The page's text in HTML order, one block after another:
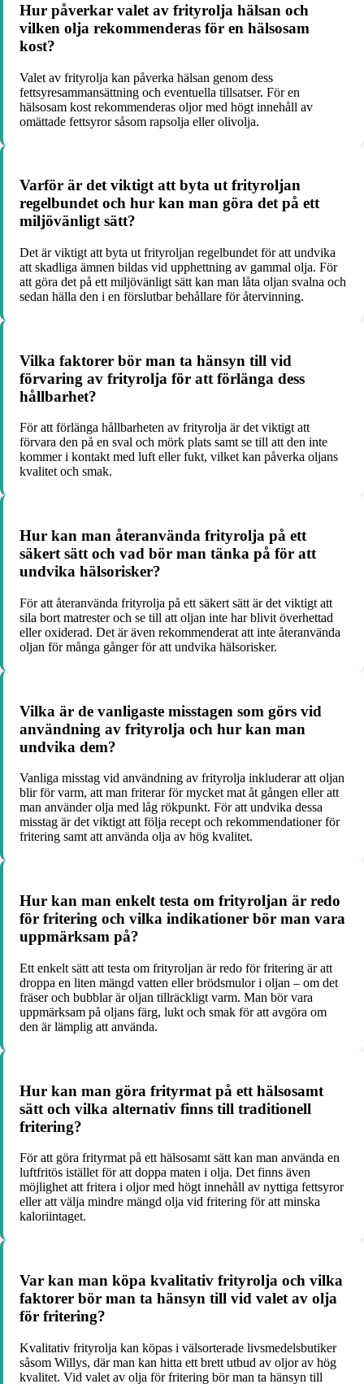
Hur påverkar valet av frityrolja hälsan och
vilken olja rekommenderas för en hälsosam
kost?
Valet av frityrolja kan påverka hälsan genom dess
fettsyresammansättning och eventuella tillsatser. För en
hälsosam kost rekommenderas oljor med högt innehåll av
omättade fettsyror såsom rapsolja eller olivolja.
Varför är det viktigt att byta ut frityroljan
regelbundet och hur kan man göra det på ett
miljövänligt sätt?
Det är viktigt att byta ut frityroljan regelbundet för att undvika
att skadliga ämnen bildas vid upphettning av gammal olja. För
att göra det på ett miljövänligt sätt kan man låta oljan svalna och
sedan hälla den i en förslutbar behållare för återvinning.
Vilka faktorer bör man ta hänsyn till vid
förvaring av frityrolja för att förlänga dess
hållbarhet?
För att förlänga hållbarheten av frityrolja är det viktigt att
förvara den på en sval och mörk plats samt se till att den inte
kommer i kontakt med luft eller fukt, vilket kan påverka oljans
kvalitet och smak.
Hur kan man återanvända frityrolja på ett
säkert sätt och vad bör man tänka på för att
undvika hälsorisker?
För att återanvända frityrolja på ett säkert sätt är det viktigt att
sila bort matrester och se till att oljan inte har blivit överhettad
eller oxiderad. Det är även rekommenderat att inte återanvända
oljan för många gånger för att undvika hälsorisker.
Vilka är de vanligaste misstagen som görs vid
användning av frityrolja och hur kan man
undvika dem?
Vanliga misstag vid användning av frityrolja inkluderar att oljan
blir för varm, att man friterar för mycket mat åt gången eller att
man använder olja med låg rökpunkt. För att undvika dessa
misstag är det viktigt att följa recept och rekommendationer för
fritering samt att använda olja av hög kvalitet.
Hur kan man enkelt testa om frityroljan är redo
för fritering och vilka indikationer bör man vara
uppmärksam på?
Ett enkelt sätt att testa om frityroljan är redo för fritering är att
droppa en liten mängd vatten eller brödsmulor i oljan – om det
fräser och bubblar är oljan tillräckligt varm. Man bör vara
uppmärksam på oljans färg, lukt och smak för att avgöra om
den är lämplig att använda.
Hur kan man göra frityrmat på ett hälsosamt
sätt och vilka alternativ finns till traditionell
fritering?
För att göra frityrmat på ett hälsosamt sätt kan man använda en
luftfritös istället för att doppa maten i olja. Det finns även
möjlighet att fritera i oljor med högt innehåll av nyttiga fettsyror
eller att välja mindre mängd olja vid fritering för att minska
kaloriintaget.
Var kan man köpa kvalitativ frityrolja och vilka
faktorer bör man ta hänsyn till vid valet av olja
för fritering?
Kvalitativ frityrolja kan köpas i välsorterade livsmedelsbutiker
såsom Willys, där man kan hitta ett brett utbud av oljor av hög
kvalitet. Vid valet av olja för fritering bör man ta hänsyn till